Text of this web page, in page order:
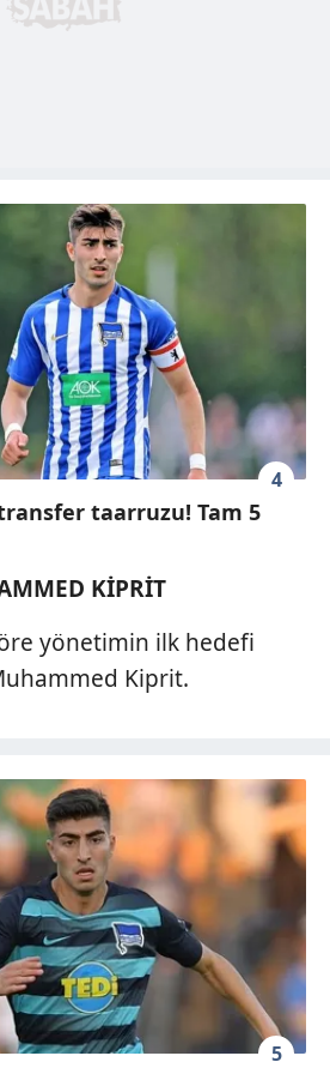
4
taarruzu! Tam 5
KİPRİT
yönetimin ilk hedefi
Kiprit.
5